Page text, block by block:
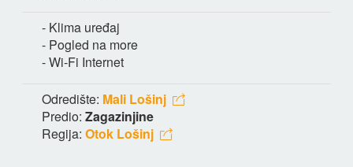
- Klima uređaj
- Pogled na more
- Wi-Fi Internet
Odredište: Mali Lošinj
Predio: Zagazinjine
Regija: Otok Lošinj